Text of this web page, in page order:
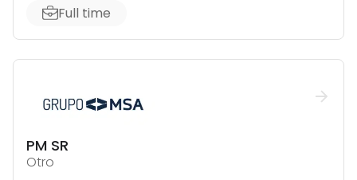
Full time
PM SR
Otro